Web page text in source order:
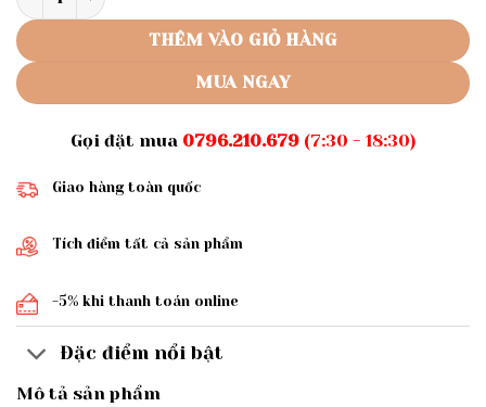
THÊM VÀO GIỎ HÀNG
MUA NGAY
Gọi đặt mua 0796.210.679(7:30 - 18:30)
Giao hàng toàn quốc
Tích điểm tất cả sản phẩm
-5% khi thanh toán online
Đặc điểm nổi bật
Mô tả sản phẩm